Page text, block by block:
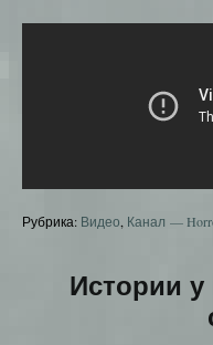
Рубрика: Видео Канал —
Истории у